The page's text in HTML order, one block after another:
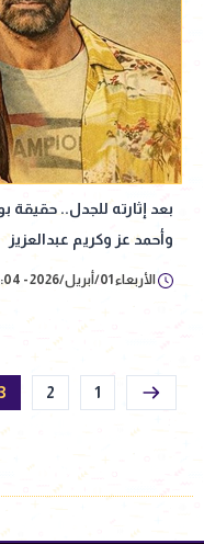
بعد إثارته للجدل..
وأحمد عز وكريم عبدالعزيز
الأربعاء 01/أبريل/2026 - 06:04 م
1
2
3